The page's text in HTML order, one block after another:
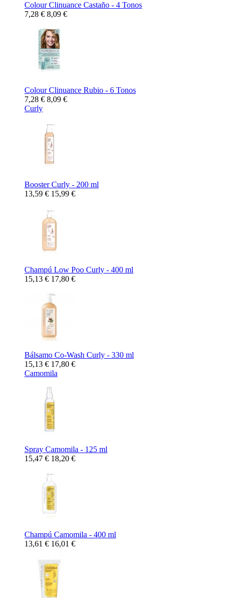
Colour Clinuance Castaño - 4 Tonos
7,28 € 8,09 €
Colour Clinuance Rubio - 6 Tonos
7,28 € 8,09 €
Curly
Booster Curly - 200 ml
13,59 € 15,99 €
Champú Low Poo Curly - 400 ml
15,13 € 17,80 €
Bálsamo Co-Wash Curly - 330 ml
15,13 € 17,80 €
Camomila
Spray Camomila - 125 ml
15,47 € 18,20 €
Champú Camomila - 400 ml
13,61 € 16,01 €